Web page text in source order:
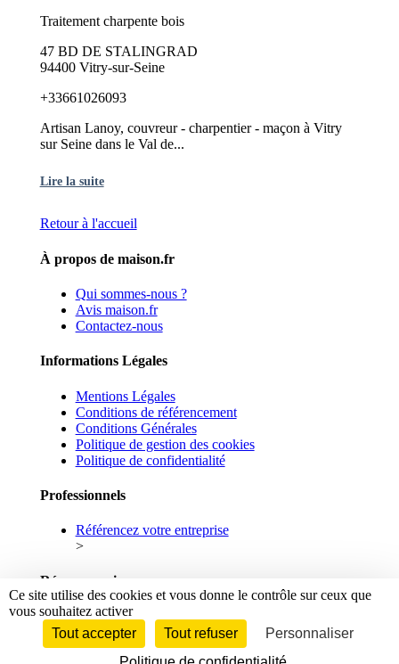
Traitement charpente bois
47 BD DE STALINGRAD
94400 Vitry-sur-Seine
+33661026093
Artisan Lanoy, couvreur - charpentier - maçon à Vitry
sur Seine dans le Val de...
Lire la suite
Retour à l'accueil
À propos de maison.fr
Qui sommes-nous ?
Avis maison.fr
Contactez-nous
Informations Légales
Mentions Légales
Conditions de référencement
Conditions Générales
Politique de gestion des cookies
Politique de confidentialité
Professionnels
Référencez votre entreprise
>
Réseaux sociaux
Facebook
Linkedin
Ce site utilise des cookies et vous donne le contrôle sur ceux que
vous souhaitez activer
Tout accepter
Tout refuser
Personnaliser